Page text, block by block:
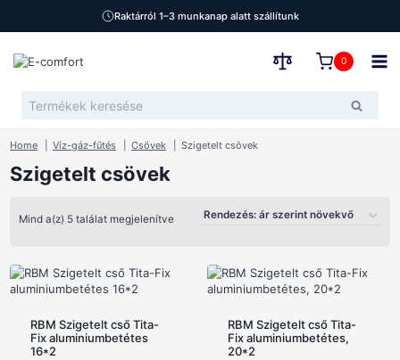
Raktárról 1–3 munkanap alatt szállítunk
content
0
Keresés
Home Víz-gáz-fűtés Csövek Szigetelt csövek
Szigetelt csövek
Mind a(z) 5 találat megjelenítveSorted
RBM Szigetelt cső Tita-
Fix aluminiumbetétes
16*2
RBM Szigetelt cső Tita-
Fix aluminiumbetétes,
20*2